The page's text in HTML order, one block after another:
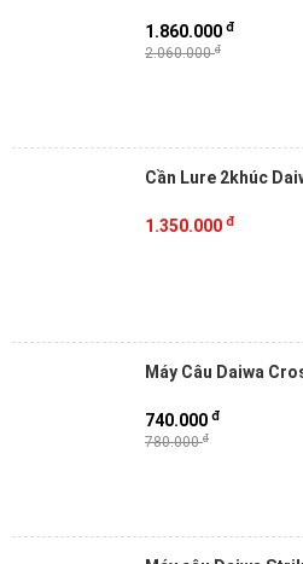
2.060.000đ
1.860.000 đ
Cần
1.350.000 đ
Máy Câu Daiwa
780.000đ
740.000 đ